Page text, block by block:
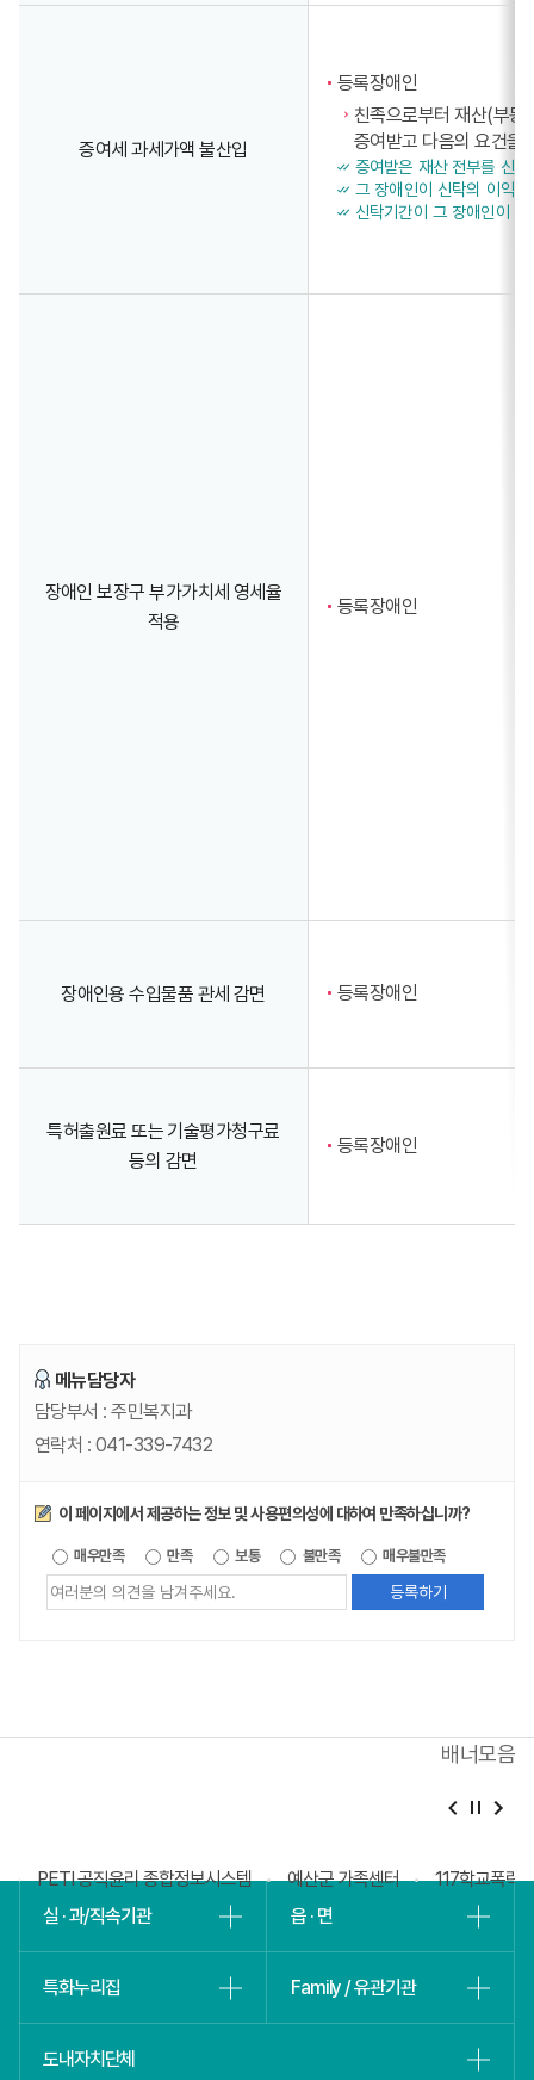
증여세 과세가액 불산입
등록장애인
친족으로부터 재산(부동
증여받고 다음의 요건을
증여받은 재산 전부를 신
그 장애인이 신탁의 이익
신탁기간이 그 장애인이
장애인 보장구 부가가치세 영세율
적용
등록장애인
장애인용 수입물품 관세 감면 등록장애인
특허출원료 또는 기술평가청구료
등의 감면
등록장애인
메뉴담당자
담당부서 :주민복지과
연락처 : 041-339-7432
만족도조사
이 페이지에서 제공하는 정보 및 사용편의성에 대하여 만족하십니까?
매우만족 만족 보통 불만족 매우불만족
정보에
배너모음
PETI 공직윤리 종합정보시스템 예산군 가족센터
117학교폭력
실 · 과/직속기관
읍 · 면
특화누리집 Family / 유관기관
도내자치단체